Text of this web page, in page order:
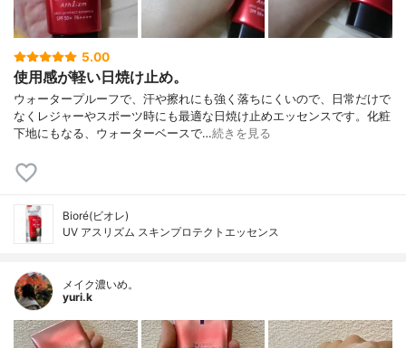
5.00
使用感が軽い日焼け止め。
ウォータープルーフで、汗や擦れにも強く落ちにくいので、日常だけで
なくレジャーやスポーツ時にも最適な日焼け止めエッセンスです。化粧
下地にもなる、ウォーターベースで…続きを見る
Bioré(ビオレ)
UV アスリズム スキンプロテクトエッセンス
メイク濃いめ。
yuri.k